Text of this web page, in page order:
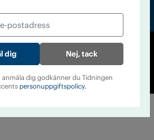
© Tidningen Accent 2026Nej, tack
dig godkänner du Tidningen
personuppgiftspolicy.